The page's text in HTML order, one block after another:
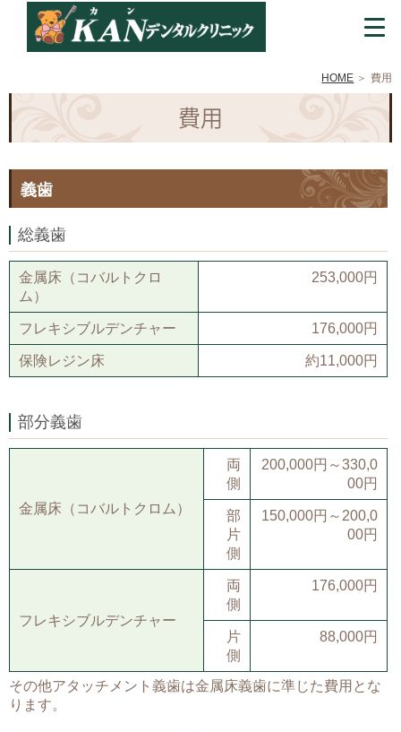
HOME 費用
費用
義歯
総義歯
金属床（コバルトクロ
ム）
253,000円
フレキシブルデンチャー
176,000円
保険レジン床
約11,000円
部分義歯
金属床（コバルトクロム）
両
側
200,000円～330,0
00円
部
片
側
150,000円～200,0
00円
フレキシブルデンチャー
両
側
176,000円
片
側
88,000円
その他アタッチメント義歯は金属床義歯に準じた費用とな
ります。